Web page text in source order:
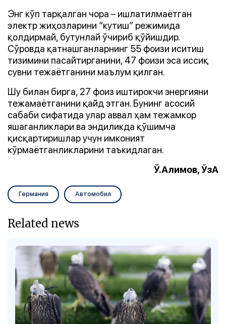
Энг кўп тарқалган чора – ишлатилмаётган
электр жиҳозларини “кутиш” режимида
қолдирмай, бутунлай ўчириб қўйишдир.
Сўровда қатнашганларнинг 55 фоизи иситиш
тизимини пасайтирганини, 47 фоизи эса иссиқ
сувни тежаётганини маълум қилган.
Шу билан бирга, 27 фоиз иштирокчи энергияни
тежамаётганини қайд этган. Бунинг асосий
сабаби сифатида улар аввал ҳам тежамкор
яшаганликлари ва эндиликда қўшимча
қисқартиришлар учун имконият
кўрмаётганликларини таъкидлаган.
Ў.Алимов, ЎзА
Германия Автомобил
Related news